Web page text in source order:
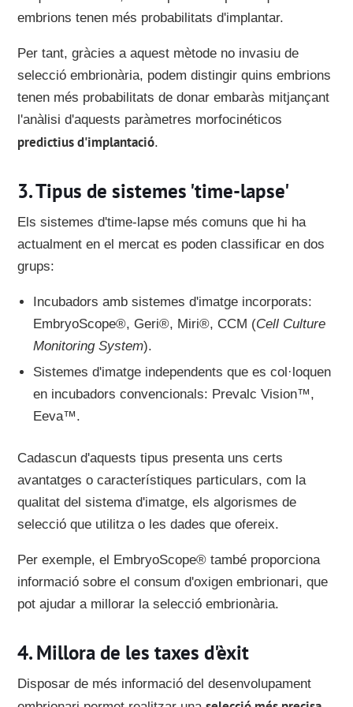
embrions tenen més probabilitats d'implantar.
Per tant, gràcies a aquest mètode no invasiu de
selecció embrionària, podem distingir quins embrions
tenen més probabilitats de donar embaràs mitjançant
l'anàlisi d'aquests paràmetres morfocinéticos
predictius d'implantació.
Tipus de sistemes 'time-lapse'
Els sistemes d'time-lapse més comuns que hi ha
actualment en el mercat es poden classificar en dos
grups:
Incubadors amb sistemes d'imatge incorporats:
EmbryoScope®, Geri®, Miri®, CCM (Cell Culture
Monitoring System).
Sistemes d'imatge independents que es col·loquen
en incubadors convencionals: Prevalc Vision™,
Eeva™.
Cadascun d'aquests tipus presenta uns certs
avantatges o característiques particulars, com la
qualitat del sistema d'imatge, els algorismes de
selecció que utilitza o les dades que ofereix.
Per exemple, el EmbryoScope® també proporciona
informació sobre el consum d'oxigen embrionari, que
pot ajudar a millorar la selecció embrionària.
Millora de les taxes d'èxit
Disposar de més informació del desenvolupament